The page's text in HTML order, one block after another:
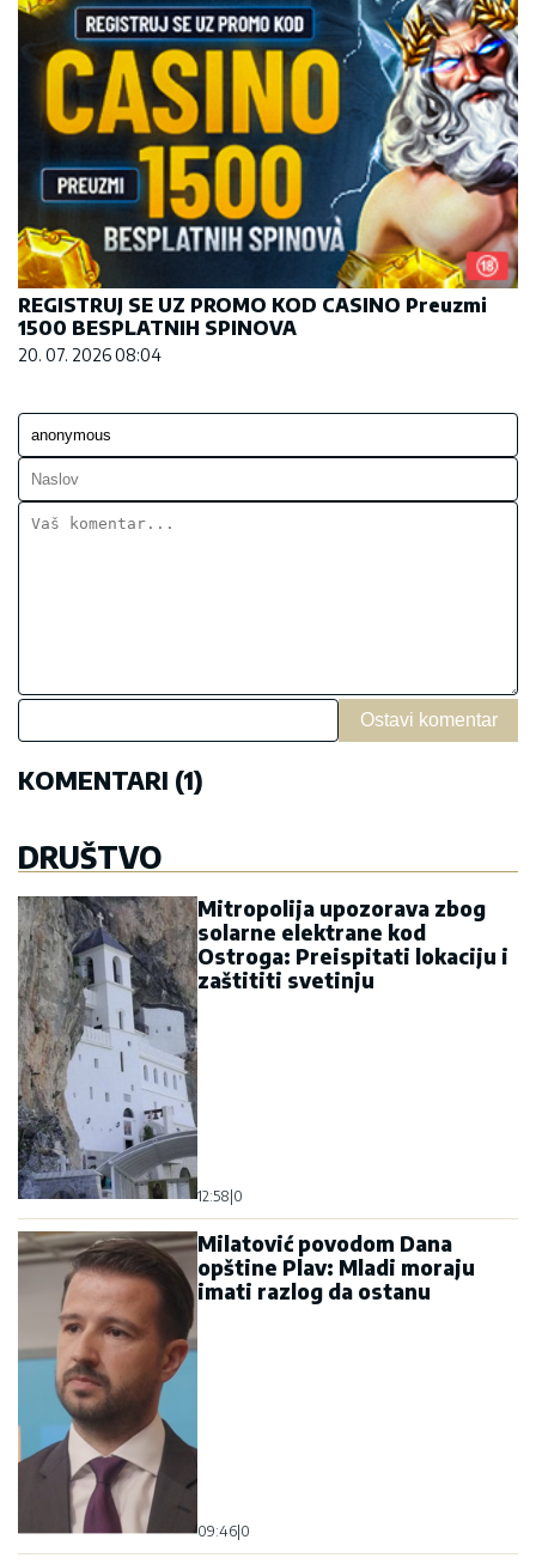
REGISTRUJ SE UZ PROMO KOD CASINO Preuzmi
1500 BESPLATNIH SPINOVA
20. 07. 2026 08:04
Ostavi komentar
KOMENTARI (1)
DRUŠTVO
Mitropolija upozorava zbog
solarne elektrane kod
Ostroga: Preispitati lokaciju i
zaštititi svetinju
12:58 0
Milatović povodom Dana
opštine Plav: Mladi moraju
imati razlog da ostanu
09:46 0